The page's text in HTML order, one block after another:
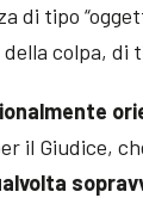
di tipo
colpa, di
il Giudice,